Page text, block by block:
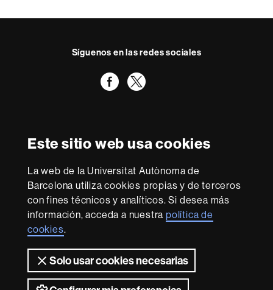
Este sitio web usa cookies
La web de la Universitat Autònoma de
Barcelona utiliza cookies propias y de terceros
con fines técnicos y analíticos. Si desea más
información, acceda a nuestrapolítica de
cookies.
Solo usar cookies necesarias
Síguenos en las redes sociales
Facebook
Twitter
Excellence
Research
-
Euraxess
Con la financiación de
Sobre
esta
web Aviso legal Protección de datos
web Accesibilidad web Mapa del web UAB